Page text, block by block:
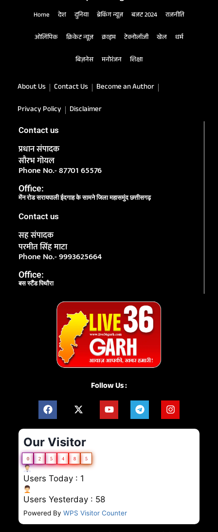
Home देश दुनिया ब्रेकिंग न्यूज़ बजट 2024 राजनीति
ओलिंपिक क्रिकेट न्यूज़ क्राइम टेक्नोलॉजी खेल धर्म
बिज़नेस मनोरंजन शिक्षा
About Us Contact Us
Become an Author
Privacy Policy
Disclaimer
Contact us
प्रधान संपादक
सौरभ गोयल
Phone No.- 87701 65576
Office:
मेंन रोड सरायपाली ईदगाह के सामने जिला महासमुंद छत्तीसगढ़
Contact us
सह संपादक
परमीत सिंह माटा
Phone No.- 9993625664
Office:
बस स्टैंड पिथौरा
Follow Us :
Our Visitor
0 2 5 4 8 5
Users Today : 1
Users Yesterday : 58
Powered By WPS Visitor Counter